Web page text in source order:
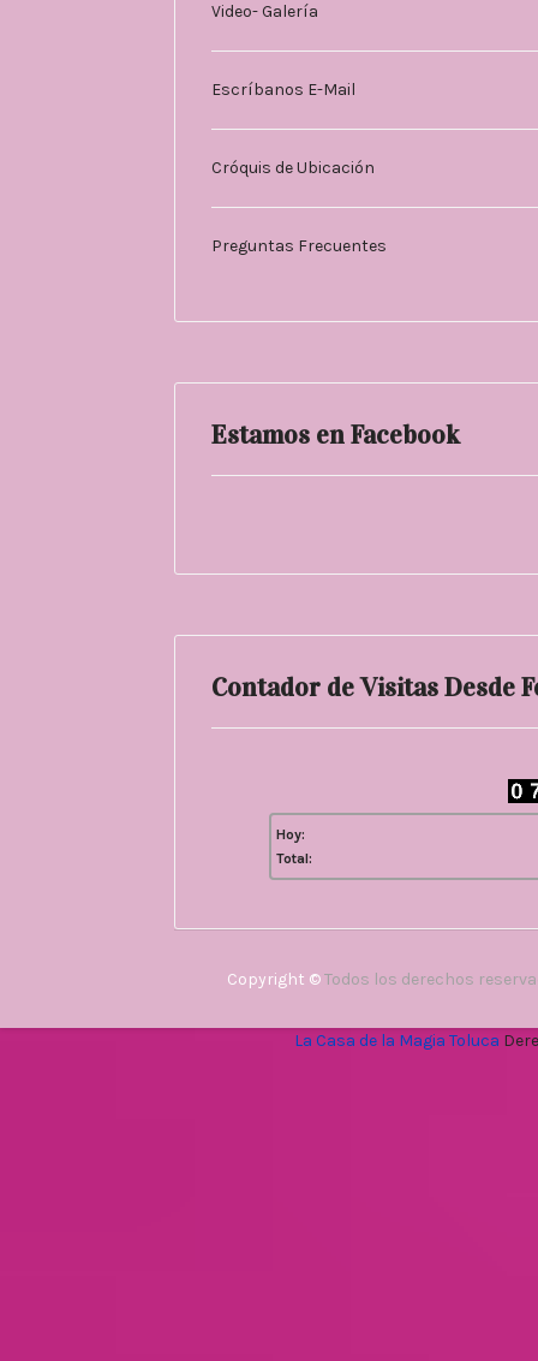
Video- Galería
Escríbanos E-Mail
Cróquis de Ubicación
Preguntas Frecuentes
Estamos en Facebook
Contador de Visitas Desde
Hoy:
Total:
Copyright ©Todos los derechos
La Casa de la Magia Toluca